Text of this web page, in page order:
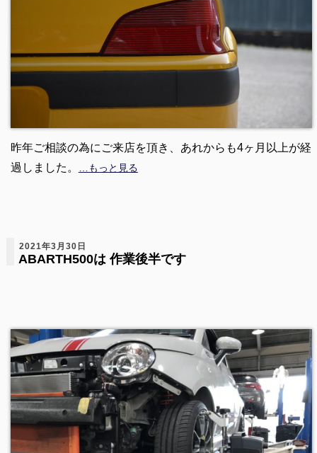
昨年ご相談の為にご来店を頂き、あれからも4ヶ月以上が経
過しました。
…もっと見る
2021年3月30日
ABARTH500は 作業後半です